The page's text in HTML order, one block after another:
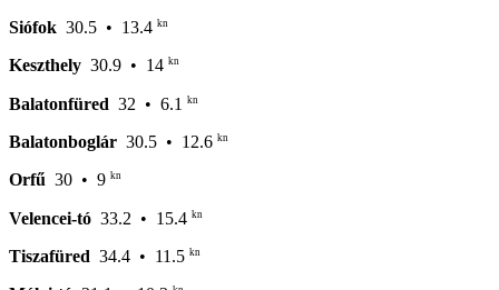
Siófok 30.5 • 13.4 kn
Keszthely 30.9 • 14 kn
Balatonfüred 32 • 6.1 kn
Balatonboglár 30.5 • 12.6 kn
Orfű 30 • 9 kn
Velencei-tó 33.2 • 15.4 kn
Tiszafüred 34.4 • 11.5 kn